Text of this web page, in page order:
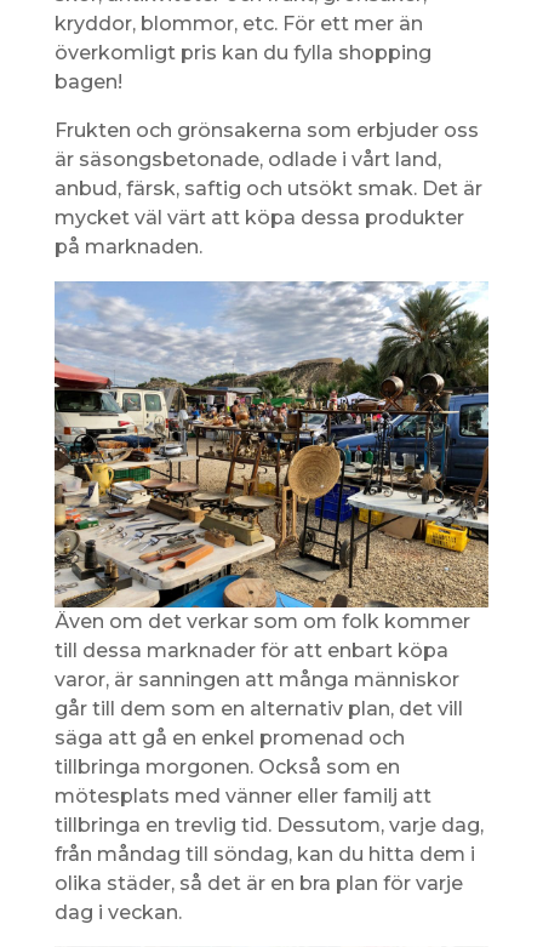
kryddor, blommor, etc. För ett mer än
överkomligt pris kan du fylla shopping
bagen!
Frukten och grönsakerna som erbjuder oss
är säsongsbetonade, odlade i vårt land,
anbud, färsk, saftig och utsökt smak. Det är
mycket väl värt att köpa dessa produkter
på marknaden.
Även om det verkar som om folk kommer
till dessa marknader för att enbart köpa
varor, är sanningen att många människor
går till dem som en alternativ plan, det vill
säga att gå en enkel promenad och
tillbringa morgonen. Också som en
mötesplats med vänner eller familj att
tillbringa en trevlig tid. Dessutom, varje dag,
från måndag till söndag, kan du hitta dem i
olika städer, så det är en bra plan för varje
dag i veckan.